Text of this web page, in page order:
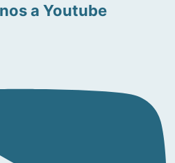
a Youtube